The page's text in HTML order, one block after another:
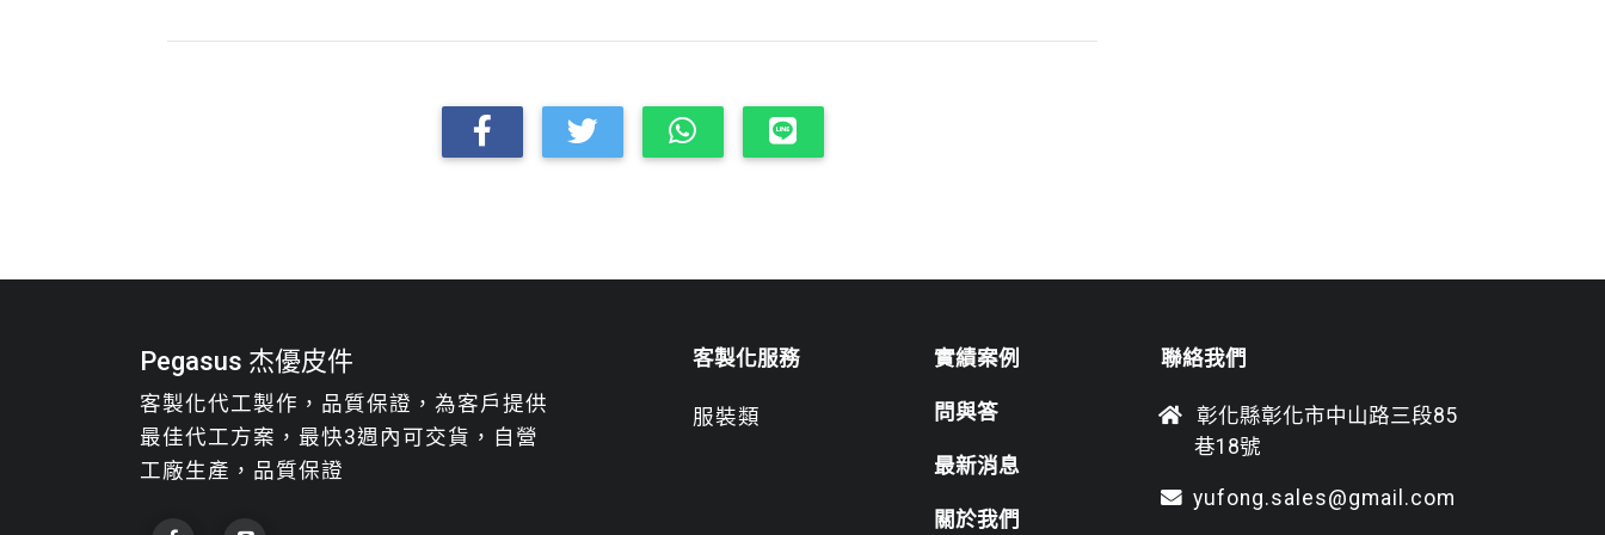
Pegasus 杰優皮件
客製化代工製作，品質保證，為客戶提供
最佳代工方案，最快3週內可交貨，自營
工廠生產，品質保證
客製化服務
服裝類
實績案例
問與答
最新消息
關於我們
聯絡我們
彰化縣彰化市中山路三段85
巷18號
yufong.sales@gmail.com